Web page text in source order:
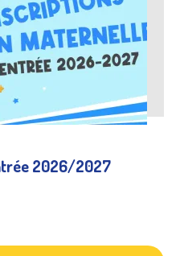
2026/2027